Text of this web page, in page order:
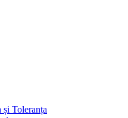
Toleranța